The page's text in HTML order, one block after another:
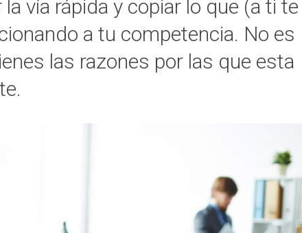
vía rápida y copiar lo que (a ti te
a tu competencia. No es
las razones por las que esta